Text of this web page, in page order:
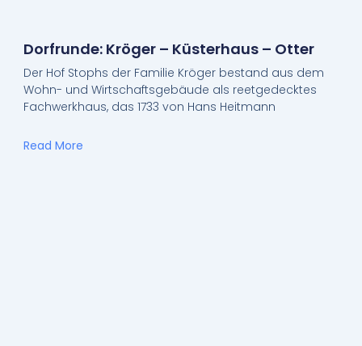
Dorfrunde: Kröger – Küsterhaus – Otter
Der Hof Stophs der Familie Kröger bestand aus dem
Wohn- und Wirtschaftsgebäude als reetgedecktes
Fachwerkhaus, das 1733 von Hans Heitmann
Read More